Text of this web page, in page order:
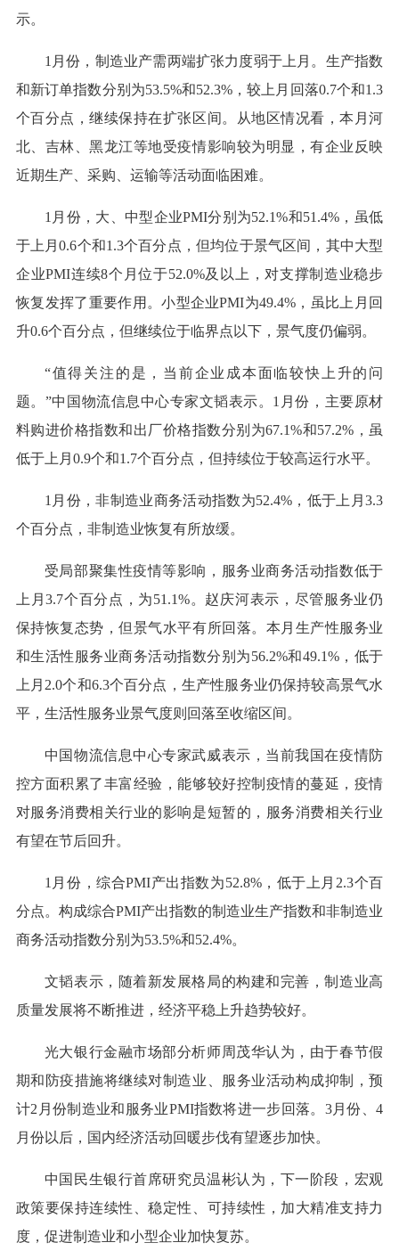
示。
1月份，制造业产需两端扩张力度弱于上月。生产指数
和新订单指数分别为53.5%和52.3%，较上月回落0.7个和1.3
个百分点，继续保持在扩张区间。从地区情况看，本月河
北、吉林、黑龙江等地受疫情影响较为明显，有企业反映
近期生产、采购、运输等活动面临困难。
1月份，大、中型企业PMI分别为52.1%和51.4%，虽低
于上月0.6个和1.3个百分点，但均位于景气区间，其中大型
企业PMI连续8个月位于52.0%及以上，对支撑制造业稳步
恢复发挥了重要作用。小型企业PMI为49.4%，虽比上月回
升0.6个百分点，但继续位于临界点以下，景气度仍偏弱。
“值得关注的是，当前企业成本面临较快上升的问
题。”中国物流信息中心专家文韬表示。1月份，主要原材
料购进价格指数和出厂价格指数分别为67.1%和57.2%，虽
低于上月0.9个和1.7个百分点，但持续位于较高运行水平。
1月份，非制造业商务活动指数为52.4%，低于上月3.3
个百分点，非制造业恢复有所放缓。
受局部聚集性疫情等影响，服务业商务活动指数低于
上月3.7个百分点，为51.1%。赵庆河表示，尽管服务业仍
保持恢复态势，但景气水平有所回落。本月生产性服务业
和生活性服务业商务活动指数分别为56.2%和49.1%，低于
上月2.0个和6.3个百分点，生产性服务业仍保持较高景气水
平，生活性服务业景气度则回落至收缩区间。
中国物流信息中心专家武威表示，当前我国在疫情防
控方面积累了丰富经验，能够较好控制疫情的蔓延，疫情
对服务消费相关行业的影响是短暂的，服务消费相关行业
有望在节后回升。
1月份，综合PMI产出指数为52.8%，低于上月2.3个百
分点。构成综合PMI产出指数的制造业生产指数和非制造业
商务活动指数分别为53.5%和52.4%。
文韬表示，随着新发展格局的构建和完善，制造业高
质量发展将不断推进，经济平稳上升趋势较好。
光大银行金融市场部分析师周茂华认为，由于春节假
期和防疫措施将继续对制造业、服务业活动构成抑制，预
计2月份制造业和服务业PMI指数将进一步回落。3月份、4
月份以后，国内经济活动回暖步伐有望逐步加快。
中国民生银行首席研究员温彬认为，下一阶段，宏观
政策要保持连续性、稳定性、可持续性，加大精准支持力
度，促进制造业和小型企业加快复苏。